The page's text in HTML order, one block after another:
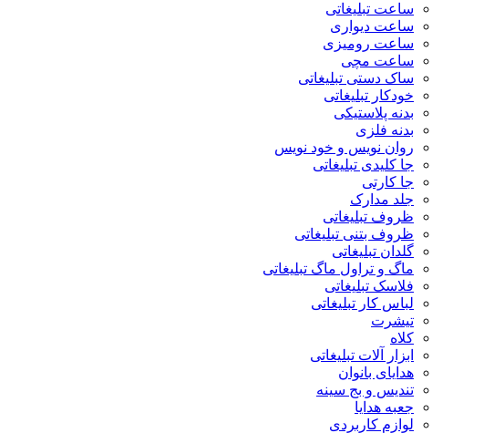
ساعت تبلیغاتی
ساعت دیواری
ساعت رومیزی
ساعت مچی
ساک دستی تبلیغاتی
خودکار تبلیغاتی
بدنه پلاستیکی
بدنه فلزی
روان نویس و خود نویس
جا کلیدی تبلیغاتی
جا کارتی
جلد مدارک
ظروف تبلیغاتی
ظروف بتنی تبلیغاتی
گلدان تبلیغاتی
ماگ و تراول ماگ تبلیغاتی
فلاسک تبلیغاتی
لباس کار تبلیغاتی
تیشرت
کلاه
ابزار آلات تبلیغاتی
هدایای بانوان
تندیس و بج سینه
جعبه هدایا
لوازم کاربردی